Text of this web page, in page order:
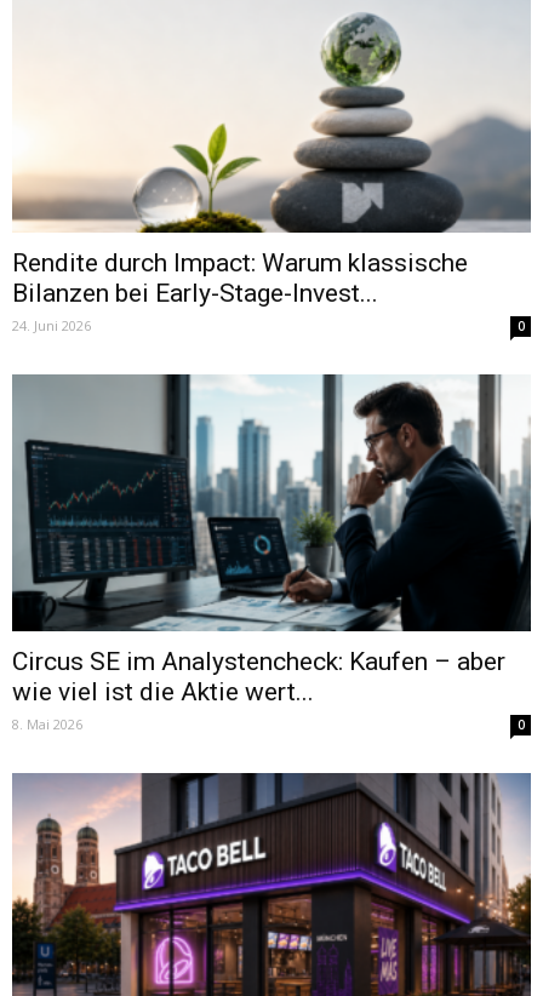
Rendite durch Impact: Warum klassische
Bilanzen bei Early-Stage-Invest...
24. Juni 2026 0
Circus SE im Analystencheck: Kaufen – aber
wie viel ist die Aktie wert...
8. Mai 2026 0